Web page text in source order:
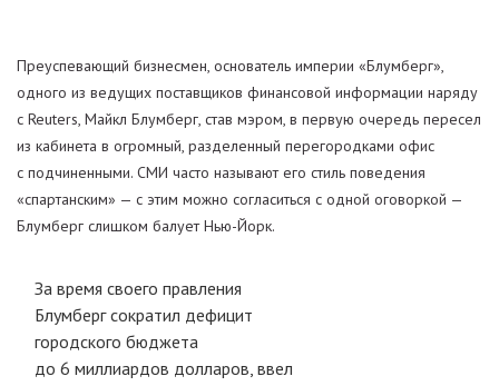
Преуспевающий бизнесмен, основатель империи «Блумберг»,
одного из ведущих поставщиков финансовой информации наряду
с Reuters, Майкл Блумберг, став мэром, в первую очередь пересел
из кабинета в огромный, разделенный перегородками офис
с подчиненными. СМИ часто называют его стиль поведения
«спартанским» — с этим можно согласиться с одной оговоркой —
Блумберг слишком балует Нью-Йорк.
За время своего правления
Блумберг сократил дефицит
городского бюджета
до 6 миллиардов долларов, ввел